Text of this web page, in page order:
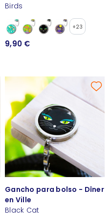
Birds
+23
9,90 €
Gancho para bolso - Dîner
en Ville
Black Cat